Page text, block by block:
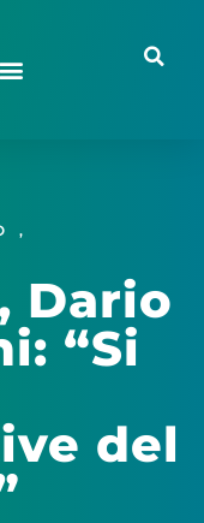
,
Dario
“Si
del